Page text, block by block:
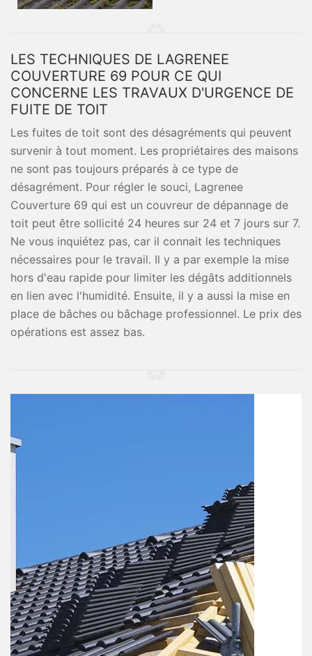
LES TECHNIQUES DE LAGRENEE
COUVERTURE 69 POUR CE QUI
CONCERNE LES TRAVAUX D'URGENCE DE
FUITE DE TOIT
Les fuites de toit sont des désagréments qui peuvent
survenir à tout moment. Les propriétaires des maisons
ne sont pas toujours préparés à ce type de
désagrément. Pour régler le souci, Lagrenee
Couverture 69 qui est un couvreur de dépannage de
toit peut être sollicité 24 heures sur 24 et 7 jours sur 7.
Ne vous inquiétez pas, car il connait les techniques
nécessaires pour le travail. Il y a par exemple la mise
hors d'eau rapide pour limiter les dégâts additionnels
en lien avec l'humidité. Ensuite, il y a aussi la mise en
place de bâches ou bâchage professionnel. Le prix des
opérations est assez bas.